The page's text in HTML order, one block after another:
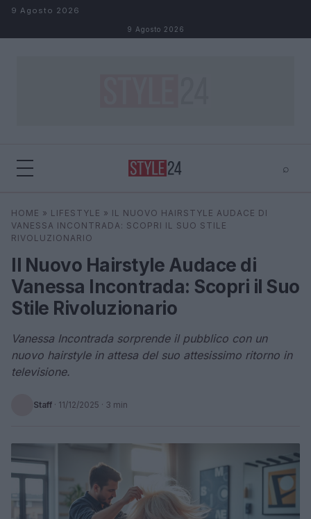
Salta al contenuto
9 Agosto 2026
9 Agosto 2026
⌕
Cerca ⌕
HOME » LIFESTYLE » IL NUOVO HAIRSTYLE AUDACE DI
VANESSA INCONTRADA: SCOPRI IL SUO STILE
RIVOLUZIONARIO
Il Nuovo Hairstyle Audace di
Vanessa Incontrada: Scopri il Suo
Stile Rivoluzionario
Vanessa Incontrada sorprende il pubblico con un
nuovo hairstyle in attesa del suo attesissimo ritorno in
televisione.
Staff · 11/12/2025 · 3 min